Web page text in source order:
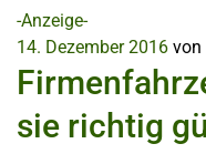
-Anzeige-
14. Dezember 2016 von
sie richtig